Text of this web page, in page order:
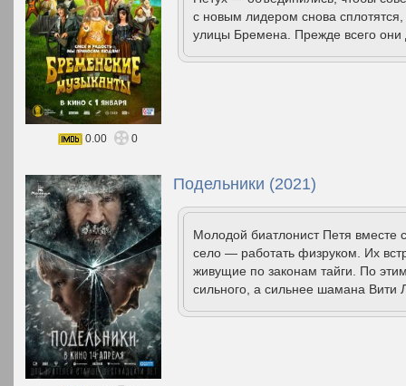
с новым лидером снова
улицы Бремена. Прежде всего
0.00 0
Подельники (2021)
Молодой биатлонист Петя вместе
село — работать физруком. Их
живущие по законам тайги. По
сильного, а сильнее шамана